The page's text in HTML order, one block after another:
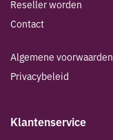
Reseller worden
Contact
Algemene voorwaarden
Privacybeleid
Klantenservice